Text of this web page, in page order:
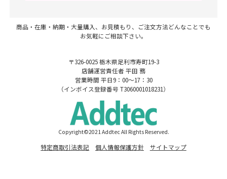
商品・在庫・納期・大量購入、お見積もり、ご注文方法どんなことでも
お気軽にご相談下さい。
〒326-0025 栃木県足利市寿町19-3
店舗運営責任者 平田 務
営業時間 平日9：00～17：30
（インボイス登録番号 T3060001018231）
Copyright©2021 Addtec All Rights Reserved.
特定商取引法表記 個人情報保護方針 サイトマップ